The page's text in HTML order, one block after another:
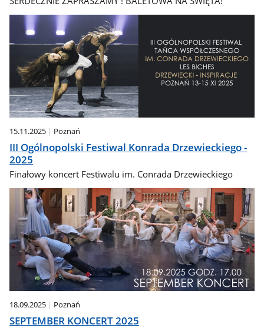
15.11.2025 Poznań
III Ogólnopolski Festiwal Konrada Drzewieckiego -
2025
Finałowy koncert Festiwalu im. Conrada Drzewieckiego
18.09.2025 Poznań
SEPTEMBER KONCERT 2025